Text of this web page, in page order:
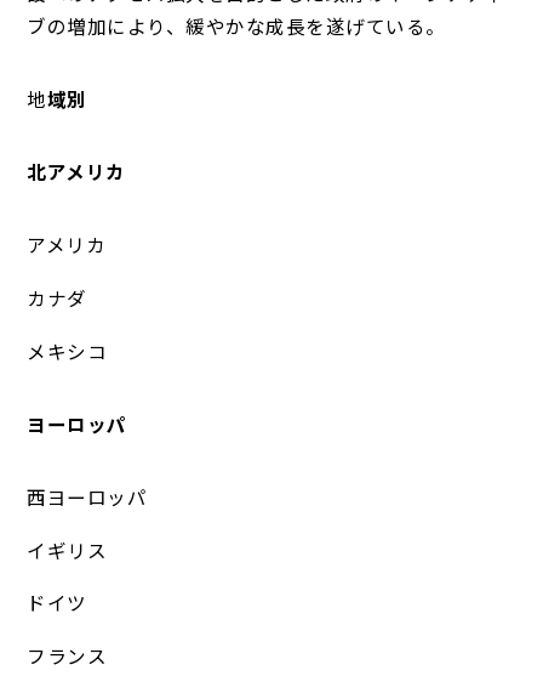
ブの増加により、緩やかな成長を遂げている。
地域別
北アメリカ
アメリカ
カナダ
メキシコ
ヨーロッパ
西ヨーロッパ
イギリス
ドイツ
フランス